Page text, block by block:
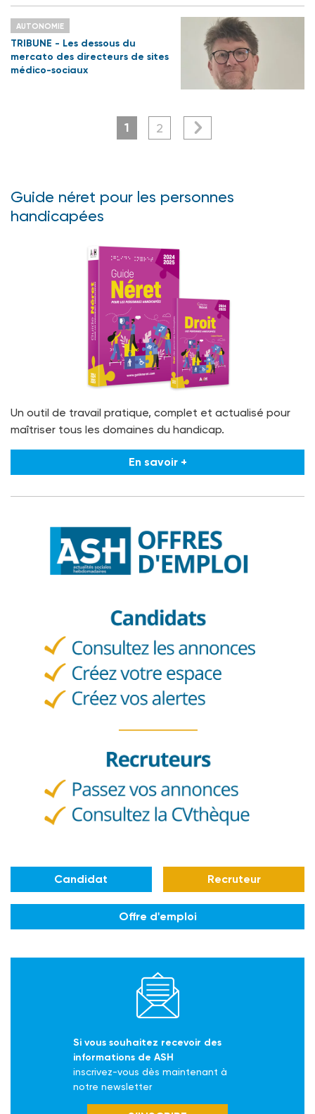
AUTONOMIE
TRIBUNE - Les dessous du
mercato des directeurs de sites
médico-sociaux
1 2
Guide néret pour les personnes
handicapées
Un outil de travail pratique, complet et actualisé pour
maîtriser tous les domaines du handicap.
En savoir +
Candidat Recruteur
Offre d'emploi
Si vous souhaitez recevoir des
informations de ASH
inscrivez-vous dès maintenant à
notre newsletter